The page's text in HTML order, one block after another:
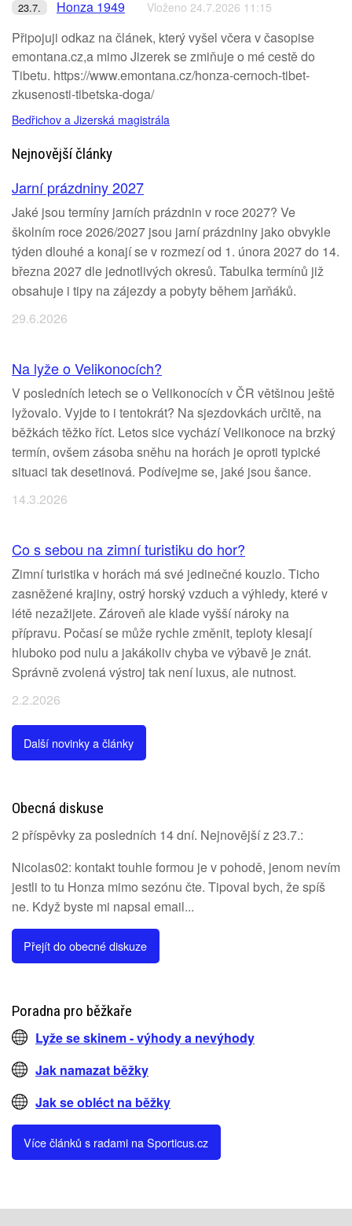
23.7. Honza 1949 Vloženo 24.7.2026 11:15
Připojuji odkaz na článek, který vyšel včera v časopise
emontana.cz,a mimo Jizerek se zmiňuje o mé cestě do
Tibetu. https://www.emontana.cz/honza-cernoch-tibet-
zkusenosti-tibetska-doga/
Bedřichov a Jizerská magistrála
Nejnovější články
Jarní prázdniny 2027
Jaké jsou termíny jarních prázdnin v roce 2027? Ve
školním roce 2026/2027 jsou jarní prázdniny jako obvykle
týden dlouhé a konají se v rozmezí od 1. února 2027 do 14.
března 2027 dle jednotlivých okresů. Tabulka termínů již
obsahuje i tipy na zájezdy a pobyty během jarňáků.
29.6.2026
Na lyže o Velikonocích?
V posledních letech se o Velikonocích v ČR většinou ještě
lyžovalo. Vyjde to i tentokrát? Na sjezdovkách určitě, na
běžkách těžko říct. Letos sice vychází Velikonoce na brzký
termín, ovšem zásoba sněhu na horách je oproti typické
situaci tak desetinová. Podívejme se, jaké jsou šance.
14.3.2026
Co s sebou na zimní turistiku do hor?
Zimní turistika v horách má své jedinečné kouzlo. Ticho
zasněžené krajiny, ostrý horský vzduch a výhledy, které v
létě nezažijete. Zároveň ale klade vyšší nároky na
přípravu. Počasí se může rychle změnit, teploty klesají
hluboko pod nulu a jakákoliv chyba ve výbavě je znát.
Správně zvolená výstroj tak není luxus, ale nutnost.
2.2.2026
Další novinky a články
Obecná diskuse
2 příspěvky za posledních 14 dní. Nejnovější z 23.7.:
Nicolas02: kontakt touhle formou je v pohodě, jenom nevím
jestli to tu Honza mimo sezónu čte. Tipoval bych, že spíš
ne. Když byste mi napsal email...
Přejít do obecné diskuze
Poradna pro běžkaře
Lyže se skinem - výhody a nevýhody
Jak namazat běžky
Jak se obléct na běžky
Více článků s radami na Sporticus.cz